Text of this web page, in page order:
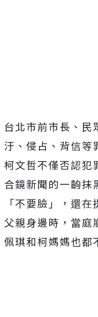
台北市前市長、民
汙、侵占、背信等
柯文哲不僅否認犯
合鏡新聞的一齣抹
「不要臉」，還
父親身邊時，當庭
佩琪和柯媽媽也都